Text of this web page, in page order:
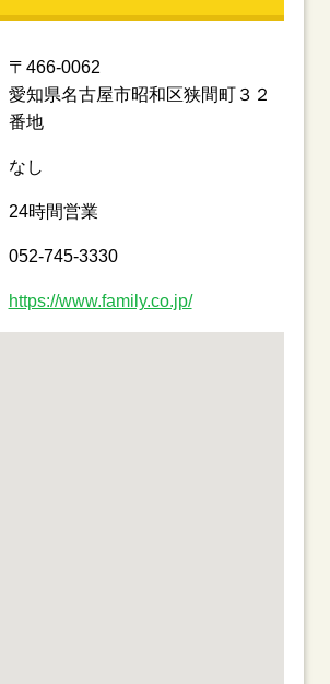
〒466-0062
愛知県名古屋市昭和区狭間町３２
番地
なし
24時間営業
052-745-3330
https://www.family.co.jp/